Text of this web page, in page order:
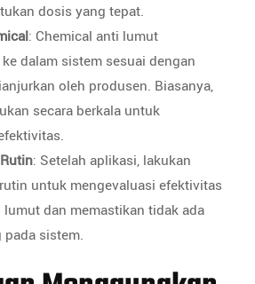
dosis yang tepat.
: Chemical anti lumut
dalam sistem sesuai dengan
oleh produsen. Biasanya,
secara berkala untuk
: Setelah aplikasi, lakukan
untuk mengevaluasi efektivitas
dan memastikan tidak ada
sistem.